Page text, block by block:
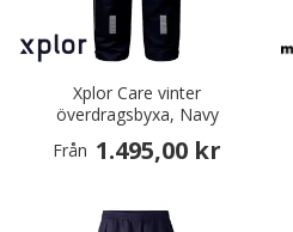
Xplor Care vinter
överdragsbyxa, Navy
Från 1.495,00 kr